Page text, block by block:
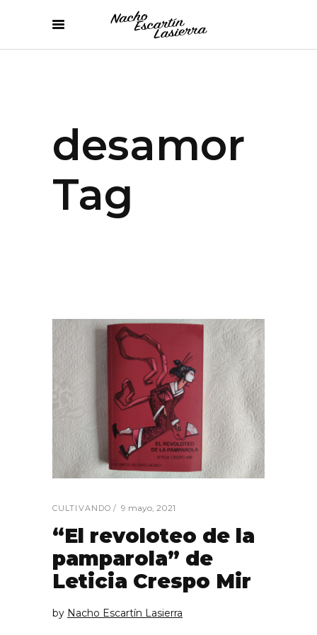
desamor
Tag
CULTIVANDO 9 mayo, 2021
“El revoloteo de la
pamparola” de
Leticia Crespo Mir
by Nacho Escartín Lasierra